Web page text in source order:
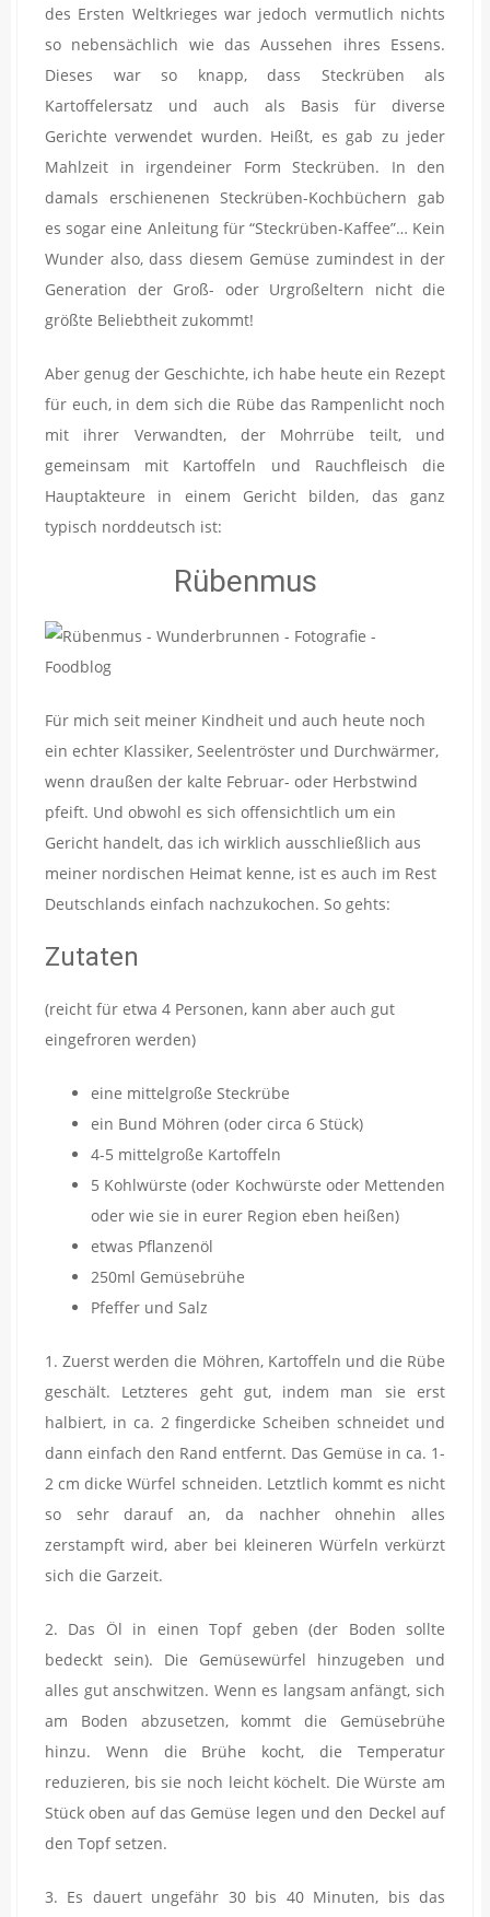
des Ersten Weltkrieges war jedoch vermutlich nichts
so nebensächlich wie das Aussehen ihres Essens.
Dieses war so knapp, dass Steckrüben als
Kartoffelersatz und auch als Basis für diverse
Gerichte verwendet wurden. Heißt, es gab zu jeder
Mahlzeit in irgendeiner Form Steckrüben. In den
damals erschienenen Steckrüben-Kochbüchern gab
es sogar eine Anleitung für “Steckrüben-Kaffee”… Kein
Wunder also, dass diesem Gemüse zumindest in der
Generation der Groß- oder Urgroßeltern nicht die
größte Beliebtheit zukommt!
Aber genug der Geschichte, ich habe heute ein Rezept
für euch, in dem sich die Rübe das Rampenlicht noch
mit ihrer Verwandten, der Mohrrübe teilt, und
gemeinsam mit Kartoffeln und Rauchfleisch die
Hauptakteure in einem Gericht bilden, das ganz
typisch norddeutsch ist:
Rübenmus
Für mich seit meiner Kindheit und auch heute noch
ein echter Klassiker, Seelentröster und Durchwärmer,
wenn draußen der kalte Februar- oder Herbstwind
pfeift. Und obwohl es sich offensichtlich um ein
Gericht handelt, das ich wirklich ausschließlich aus
meiner nordischen Heimat kenne, ist es auch im Rest
Deutschlands einfach nachzukochen. So gehts:
Zutaten
(reicht für etwa 4 Personen, kann aber auch gut
eingefroren werden)
eine mittelgroße Steckrübe
ein Bund Möhren (oder circa 6 Stück)
4-5 mittelgroße Kartoffeln
5 Kohlwürste (oder Kochwürste oder Mettenden
oder wie sie in eurer Region eben heißen)
etwas Pflanzenöl
250ml Gemüsebrühe
Pfeffer und Salz
1. Zuerst werden die Möhren, Kartoffeln und die Rübe
geschält. Letzteres geht gut, indem man sie erst
halbiert, in ca. 2 fingerdicke Scheiben schneidet und
dann einfach den Rand entfernt. Das Gemüse in ca. 1-
2 cm dicke Würfel schneiden. Letztlich kommt es nicht
so sehr darauf an, da nachher ohnehin alles
zerstampft wird, aber bei kleineren Würfeln verkürzt
sich die Garzeit.
2. Das Öl in einen Topf geben (der Boden sollte
bedeckt sein). Die Gemüsewürfel hinzugeben und
alles gut anschwitzen. Wenn es langsam anfängt, sich
am Boden abzusetzen, kommt die Gemüsebrühe
hinzu. Wenn die Brühe kocht, die Temperatur
reduzieren, bis sie noch leicht köchelt. Die Würste am
Stück oben auf das Gemüse legen und den Deckel auf
den Topf setzen.
3. Es dauert ungefähr 30 bis 40 Minuten, bis das